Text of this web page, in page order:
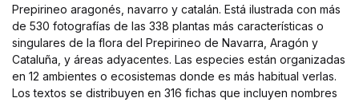
Prepirineo aragonés, navarro y catalán. Está ilustrada con más
de 530 fotografías de las 338 plantas más características o
singulares de la flora del Prepirineo de Navarra, Aragón y
Cataluña, y áreas adyacentes. Las especies están organizadas
en 12 ambientes o ecosistemas donde es más habitual verlas.
Los textos se distribuyen en 316 fichas que incluyen nombres